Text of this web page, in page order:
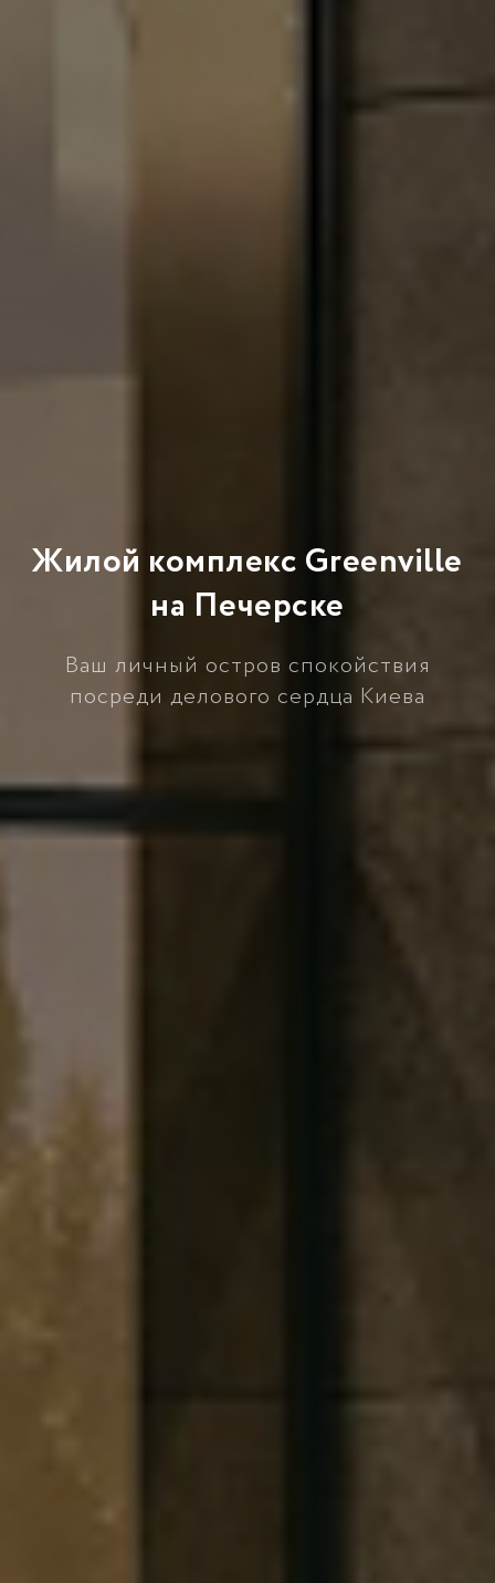
Жилой комплекс Greenville
на Печерске
Ваш личный остров спокойствия
посреди делового сердца Киева